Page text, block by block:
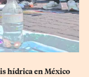
hídrica en México